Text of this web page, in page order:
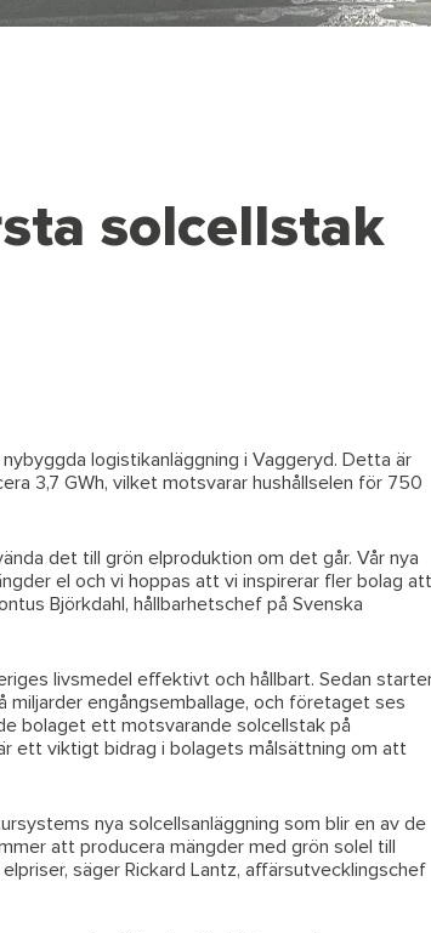
solcellstak
logistikanläggning i Vaggeryd. Detta är
3,7 GWh, vilket motsvarar hushållselen för 750
det till grön elproduktion om det går. Vår nya
el och vi hoppas att vi inspirerar fler bolag att
Björkdahl, hållbarhetschef på Svenska
livsmedel effektivt och hållbart. Sedan
engångsemballage, och företaget ses
bolaget ett motsvarande solcellstak på
ett viktigt bidrag i bolagets målsättning om att
nya solcellsanläggning som blir en av de
att producera mängder med grön solel till
säger Rickard Lantz, affärsutvecklingschef